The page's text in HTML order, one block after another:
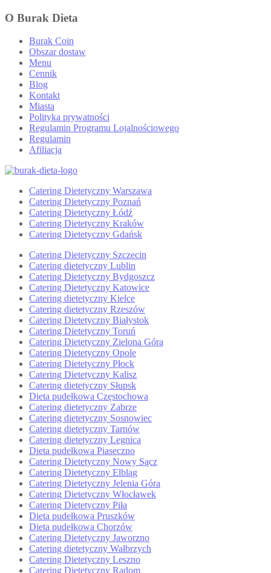
O Burak Dieta
Burak Coin
Obszar dostaw
Menu
Cennik
Blog
Kontakt
Miasta
Polityka prywatności
Regulamin Programu Lojalnościowego
Regulamin
Afiliacja
Catering Dietetyczny Warszawa
Catering Dietetyczny Poznań
Catering Dietetyczny Łódź
Catering Dietetyczny Kraków
Catering Dietetyczny Gdańsk
Catering Dietetyczny Szczecin
Catering dietetyczny Lublin
Catering Dietetyczny Bydgoszcz
Catering Dietetyczny Katowice
Catering dietetyczny Kielce
Catering dietetyczny Rzeszów
Catering Dietetyczny Białystok
Catering Dietetyczny Toruń
Catering Dietetyczny Zielona Góra
Catering Dietetyczny Opole
Catering Dietetyczny Płock
Catering Dietetyczny Kalisz
Catering dietetyczny Słupsk
Dieta pudełkowa Częstochowa
Catering dietetyczny Zabrze
Catering dietetyczny Sosnowiec
Catering dietetyczny Tarnów
Catering dietetyczny Legnica
Dieta pudełkowa Piaseczno
Catering Dietetyczny Nowy Sącz
Catering Dietetyczny Elbląg
Catering Dietetyczny Jelenia Góra
Catering Dietetyczny Włocławek
Catering Dietetyczny Piła
Dieta pudełkowa Pruszków
Dieta pudełkowa Chorzów
Catering Dietetyczny Jaworzno
Catering dietetyczny Wałbrzych
Catering Dietetyczny Leszno
Catering Dietetyczny Radom